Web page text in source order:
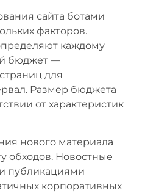
сайта ботами
факторов.
каждому
бюджет —
для
Размер бюджета
от характеристик
нового материала
обходов. Новостные
публикациями
корпоративных